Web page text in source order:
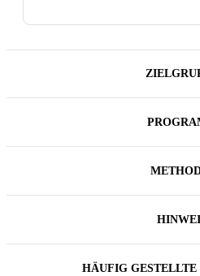
HÄUFIG GESTELLTE